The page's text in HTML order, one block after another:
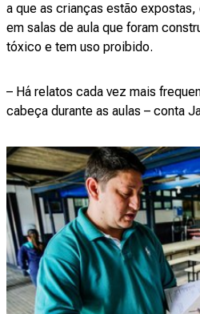
a que as crianças estão
em salas de aula que foram
tóxico e tem uso proibido.
– Há relatos cada vez mais
cabeça durante as aulas – conta